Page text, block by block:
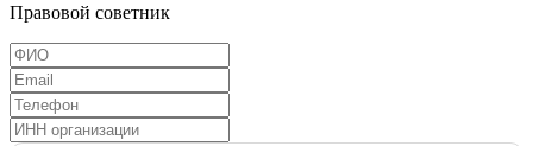
Правовой советник